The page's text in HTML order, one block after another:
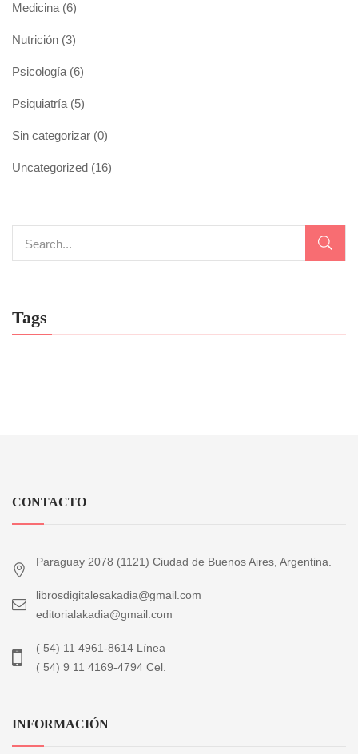
Medicina (6)
Nutrición (3)
Psicología (6)
Psiquiatría (5)
Sin categorizar (0)
Uncategorized (16)
Tags
CONTACTO
Paraguay 2078 (1121) Ciudad de Buenos Aires, Argentina.
librosdigitalesakadia@gmail.com
editorialakadia@gmail.com
( 54) 11 4961-8614 Línea
( 54) 9 11 4169-4794 Cel.
INFORMACIÓN